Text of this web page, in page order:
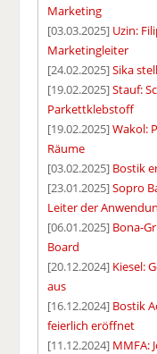
Marketing
[03.03.2025] Uzin:
Marketingleiter
[24.02.2025]Sika
[19.02.2025]Stauf:
Parkettklebstoff
[19.02.2025]Wakol:
Räume
[03.02.2025] Bostik
[23.01.2025]Sopro
Leiter der
[06.01.2025] Bona-
Board
[20.12.2024] Kiesel:
aus
[16.12.2024] Bostik
feierlich eröffnet
[11.12.2024] MMFA: